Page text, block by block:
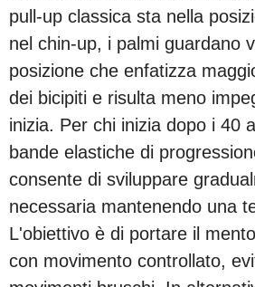
pull-up classica sta nella
nel chin-up, i palmi guardano
posizione che enfatizza
dei bicipiti e risulta meno
inizia. Per chi inizia dopo i 40
bande elastiche di
consente di sviluppare
necessaria mantenendo una
L'obiettivo è di portare il
con movimento controllato,